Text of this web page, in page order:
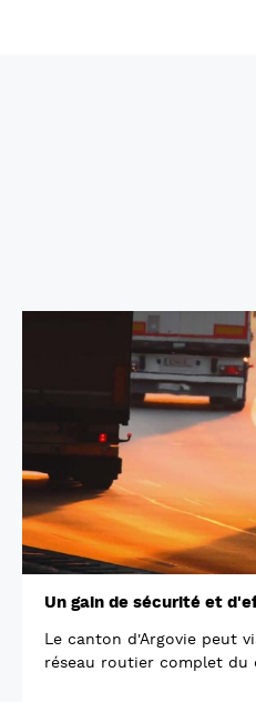
Un gain de sécurité et
Le canton d'Argovie peut
réseau routier complet du